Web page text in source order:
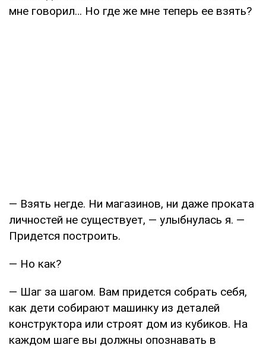
мне говорил… Но где же мне теперь ее взять?
— Взять негде. Ни магазинов, ни даже проката
личностей не существует, — улыбнулась я. —
Придется построить.
— Но как?
— Шаг за шагом. Вам придется собрать себя,
как дети собирают машинку из деталей
конструктора или строят дом из кубиков. На
каждом шаге вы должны опознавать в